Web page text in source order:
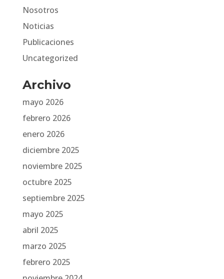
Nosotros
Noticias
Publicaciones
Uncategorized
Archivo
mayo 2026
febrero 2026
enero 2026
diciembre 2025
noviembre 2025
octubre 2025
septiembre 2025
mayo 2025
abril 2025
marzo 2025
febrero 2025